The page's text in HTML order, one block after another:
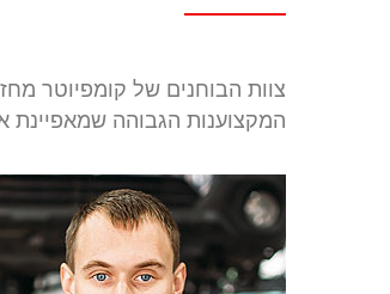
צוות הבוחנים של קומפיוטר
המקצוענות הגבוהה שמאפיינת את